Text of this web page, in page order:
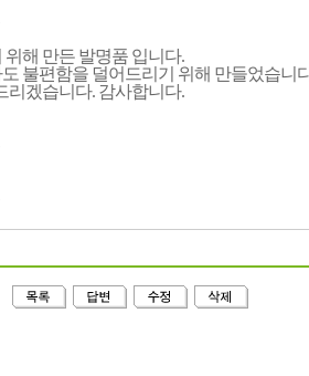
해 만든 발명품 입니다.
불편함을 덜어드리기 위해 만들었습니
리겠습니다. 감사합니다.